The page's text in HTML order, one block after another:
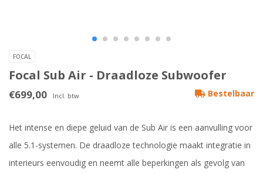
FOCAL
Focal Sub Air - Draadloze Subwoofer
€699,00 Incl. btw Bestelbaar
Het intense en diepe geluid van de Sub Air is een aanvulling voor
alle 5.1-systemen. De draadloze technologie maakt integratie in
interieurs eenvoudig en neemt alle beperkingen als gevolg van